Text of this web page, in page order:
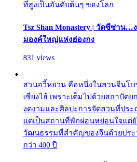
ที่สูงเป็นอันดับต้นๆ ของโลก
Tsz Shan Monastery | วัดซีซ่าน…
มองค์ใหญ่แห่งฮ่องกง
831 views
สวนอวี้หยวน คือหนึ่งในสวนจีนโ
เซี่ยงไฮ้ เพราะเต็มไปด้วยสถาปัต
งดงามและศิลปะการจัดสวนที่ปร
แต่เป็นสถานที่พักผ่อนหย่อนใจแต่ยั
วัฒนธรรมที่สำคัญของจีนด้วยประ
กว่า 400 ปี